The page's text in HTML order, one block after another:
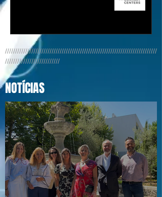
///////////////////////////////////////////////////////////////////////////
///////////////////////////
NOTÍCIAS